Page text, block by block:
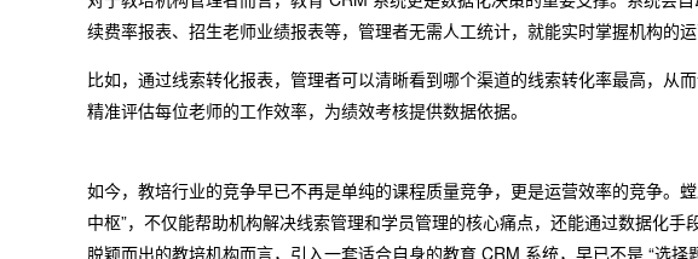
续费率报表、招生老师业绩报表等，管理者无需人工统计，就能实时掌握机构的运
比如，通过线索转化报表，管理者可以清晰看到哪个渠道的线索转化率最高，从
精准评估每位老师的工作效率，为绩效考核提供数据依据。
如今，教培行业的竞争早已不再是单纯的课程质量竞争，更是运营效率的竞争。
中枢”，不仅能帮助机构解决线索管理和学员管理的核心痛点，还能通过数据化
脱颖而出的教培机构而言，引入一套适合自身的教育 CRM 系统，早已不是 “选择题